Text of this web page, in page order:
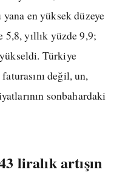
en yüksek düzeye
5,8, yıllık yüzde 9,9;
Türkiye
değil, un,
sonbahardaki
liralık artışın